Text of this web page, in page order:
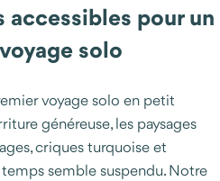
pour un
solo
voyage solo en petit
généreuse, les paysages
criques turquoise et
semble suspendu. Notre